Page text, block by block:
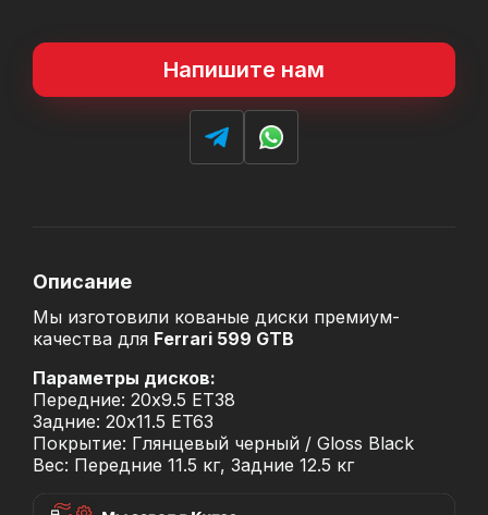
Напишите нам
Описание
Мы изготовили кованые диски премиум-
качества для Ferrari 599 GTB
Параметры дисков:
Передние: 20x9.5 ET38
Задние: 20x11.5 ET63
Покрытие: Глянцевый черный / Gloss Black
Вес: Передние 11.5 кг, Задние 12.5 кг